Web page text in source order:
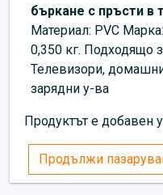
бъркане с пръсти в
Материал: PVC
0,350 кг. Подходящо
Телевизори,
зарядни у-ва
Продуктът е добавен
Продължи